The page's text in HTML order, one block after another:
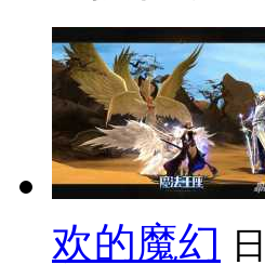
欢的魔幻